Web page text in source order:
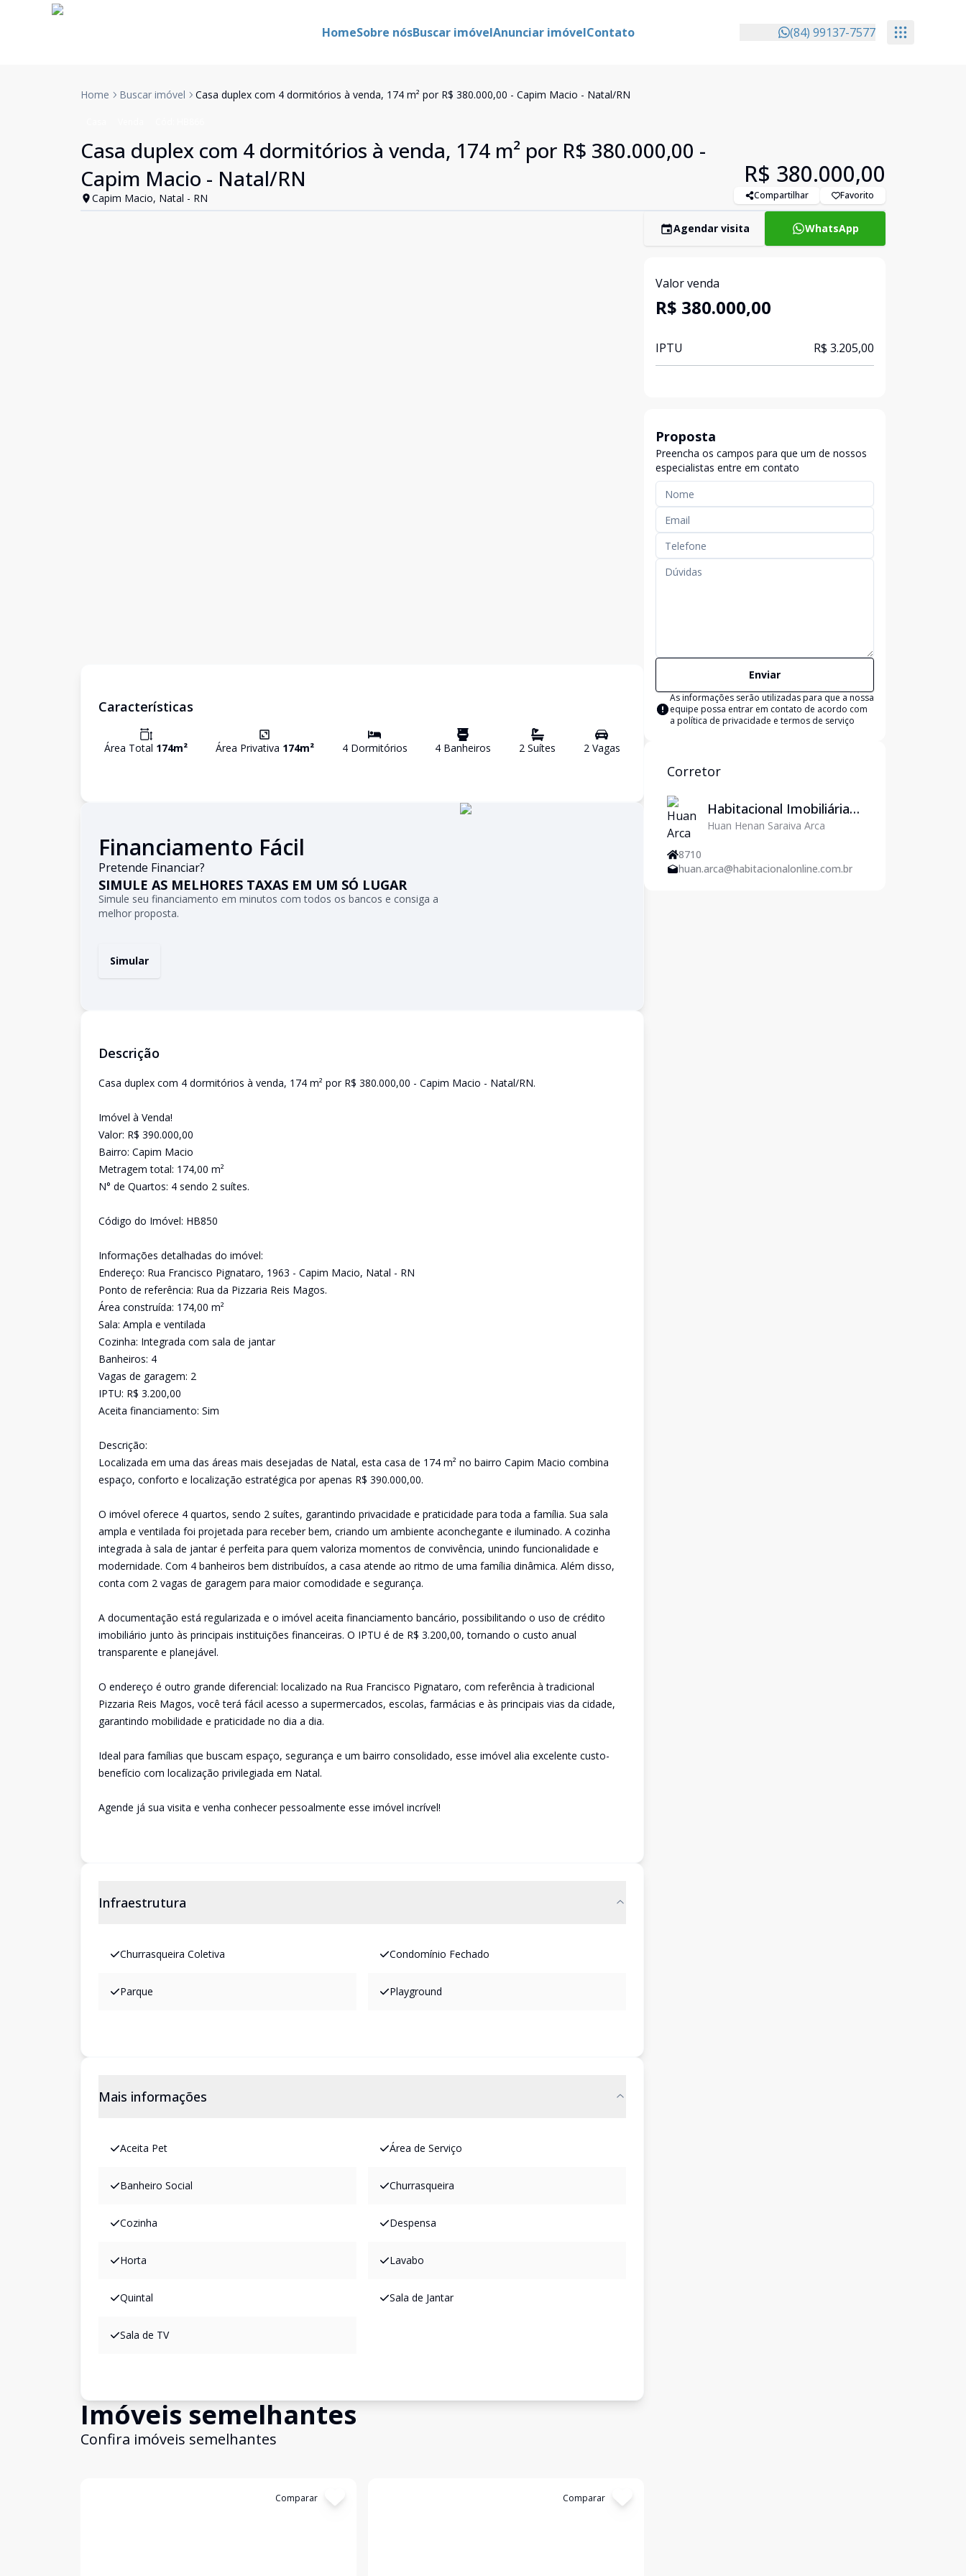
HomeSobre nósBuscar imóvelAnunciar imóvelContato (84) 99137-7577
Home Buscar imóvel Casa duplex com 4 dormitórios à venda, 174 m² por R$ 380.000,00 - Capim Macio - Natal/RN
Casa duplex com 4 dormitórios à venda, 174 m² por R$ 380.000,00 -
Capim Macio - Natal/RN
Capim Macio, Natal - RN
R$ 380.000,00
Compartilhar Favorito
Características
Área Total 174m² Área Privativa 174m² 4Dormitórios 4 Banheiros 2 Suítes 2Vagas
Financiamento Fácil
Pretende Financiar?
SIMULE AS MELHORES TAXAS EM UM SÓ LUGAR
Simule seu financiamento em minutos com todos os bancos e consiga a
melhor proposta.
Simular
Descrição
Casa duplex com 4 dormitórios à venda, 174 m² por R$ 380.000,00 - Capim Macio - Natal/RN.
Imóvel à Venda!
Valor: R$ 390.000,00
Bairro: Capim Macio
Metragem total: 174,00 m²
N° de Quartos: 4 sendo 2 suítes.
Código do Imóvel: HB850
Informações detalhadas do imóvel:
Endereço: Rua Francisco Pignataro, 1963 - Capim Macio, Natal - RN
Ponto de referência: Rua da Pizzaria Reis Magos.
Área construída: 174,00 m²
Sala: Ampla e ventilada
Cozinha: Integrada com sala de jantar
Banheiros: 4
Vagas de garagem: 2
IPTU: R$ 3.200,00
Aceita financiamento: Sim
Descrição:
Localizada em uma das áreas mais desejadas de Natal, esta casa de 174 m² no bairro Capim Macio combina
espaço, conforto e localização estratégica por apenas R$ 390.000,00.
O imóvel oferece 4 quartos, sendo 2 suítes, garantindo privacidade e praticidade para toda a família. Sua sala
ampla e ventilada foi projetada para receber bem, criando um ambiente aconchegante e iluminado. A cozinha
integrada à sala de jantar é perfeita para quem valoriza momentos de convivência, unindo funcionalidade e
modernidade. Com 4 banheiros bem distribuídos, a casa atende ao ritmo de uma família dinâmica. Além disso,
conta com 2 vagas de garagem para maior comodidade e segurança.
A documentação está regularizada e o imóvel aceita financiamento bancário, possibilitando o uso de crédito
imobiliário junto às principais instituições financeiras. O IPTU é de R$ 3.200,00, tornando o custo anual
transparente e planejável.
O endereço é outro grande diferencial: localizado na Rua Francisco Pignataro, com referência à tradicional
Pizzaria Reis Magos, você terá fácil acesso a supermercados, escolas, farmácias e às principais vias da cidade,
garantindo mobilidade e praticidade no dia a dia.
Ideal para famílias que buscam espaço, segurança e um bairro consolidado, esse imóvel alia excelente custo-
benefício com localização privilegiada em Natal.
Agende já sua visita e venha conhecer pessoalmente esse imóvel incrível!
Infraestrutura
Churrasqueira Coletiva Condomínio Fechado
Parque Playground
Mais informações
Aceita Pet Área de Serviço
Banheiro Social Churrasqueira
Cozinha Despensa
Horta Lavabo
Quintal Sala de Jantar
Sala de TV
Imóveis semelhantes
Confira imóveis semelhantes
Comparar Comparar
Agendar visita WhatsApp
Valor venda
R$ 380.000,00
IPTU R$ 3.205,00
Proposta
Preencha os campos para que um de nossos
especialistas entre em contato
Enviar
As informações serão utilizadas para que a nossa
equipe possa entrar em contato de acordo com
a política de privacidade e termos de serviço
Corretor
Habitacional Imobiliária
em Natal/RN - Imoveis
Huan Henan Saraiva Arca
8710
huan.arca@habitacionalonline.com.br